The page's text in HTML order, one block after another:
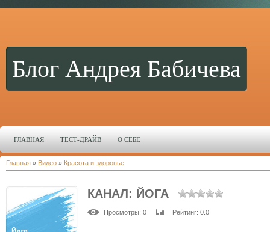
Блог Андрея Бабичева
ГЛАВНАЯ ТЕСТ-ДРАЙВ О СЕБЕ
Главная » Видео » Красота и здоровье
КАНАЛ: ЙОГА
Просмотры: 0 Рейтинг: 0.0